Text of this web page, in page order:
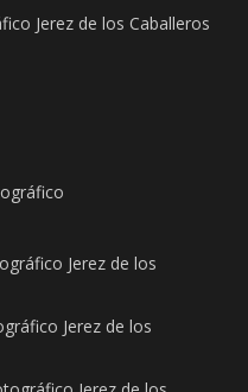
Jerez de los Caballeros
Jerez de los
Jerez de los